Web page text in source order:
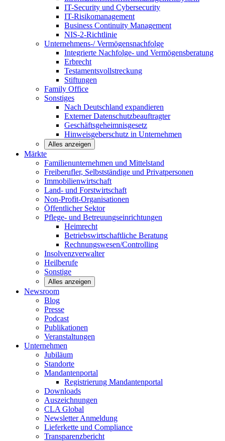
IT-Security und Cybersecurity
IT-Risikomanagement
Business Continuity Management
NIS-2-Richtlinie
Unternehmens-/Vermögensnachfolge
Integrierte Nachfolge- und Vermögensberatung
Erbrecht
Testamentsvollstreckung
Stiftungen
Family Office
Sonstiges
Nach Deutschland expandieren
Externer Datenschutzbeauftragter
Geschäftsgeheimnisgesetz
Hinweisgeberschutz in Unternehmen
Alles anzeigen
Märkte
Familienunternehmen und Mittelstand
Freiberufler, Selbstständige und Privatpersonen
Immobilienwirtschaft
Land- und Forstwirtschaft
Non-Profit-Organisationen
Öffentlicher Sektor
Pflege- und Betreuungseinrichtungen
Heimrecht
Betriebswirtschaftliche Beratung
Rechnungswesen/Controlling
Insolvenzverwalter
Heilberufe
Sonstige
Alles anzeigen
Newsroom
Blog
Presse
Podcast
Publikationen
Veranstaltungen
Unternehmen
Jubiläum
Standorte
Mandantenportal
Registrierung Mandantenportal
Downloads
Auszeichnungen
CLA Global
NewsletterAnmeldung
Lieferkette und Compliance
Transparenzbericht